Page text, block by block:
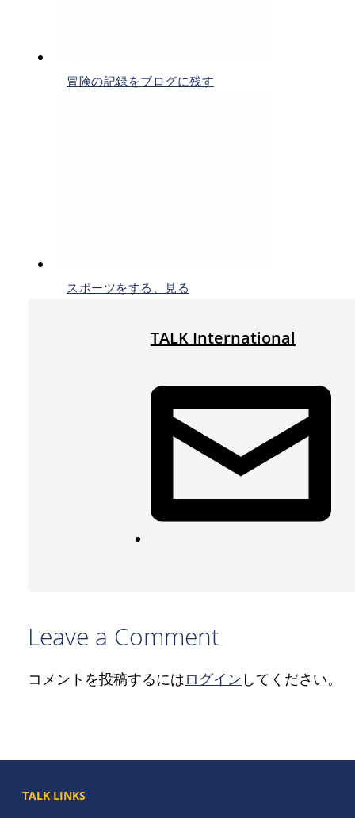
冒険の記録をブログに残す
スポーツをする、見る
TALK International
Leave a Comment
コメントを投稿するにはログイン してください。
TALK LINKS